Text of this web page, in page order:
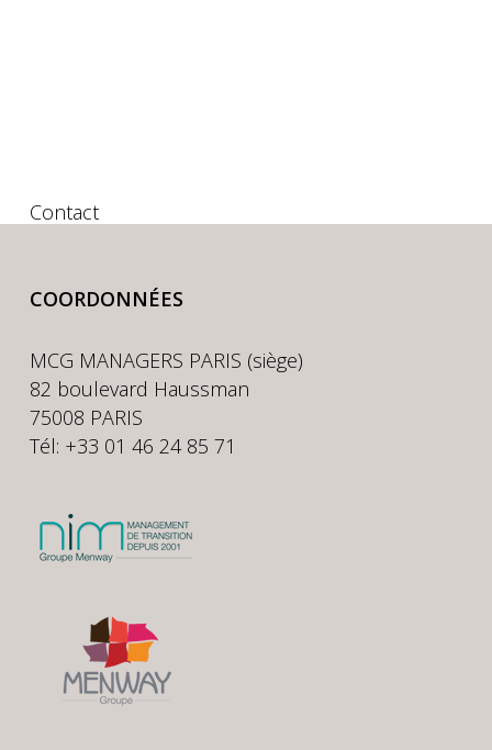
Contact
COORDONNÉES
MCG MANAGERS PARIS (siège)
82 boulevard Haussman
75008 PARIS
Tél: +33 01 46 24 85 71